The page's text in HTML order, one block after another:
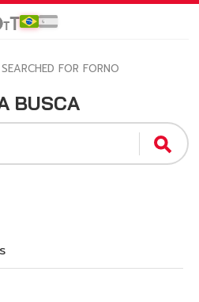
FOR FORNO
BUSCA